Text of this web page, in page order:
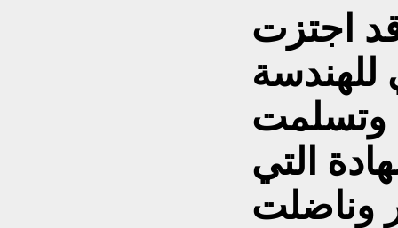
كنت قد اجتزت
للهندسة
وتسلمت
التي
وناضلت